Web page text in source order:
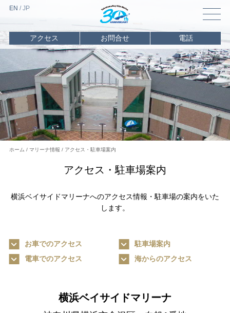
トップ
マリーナ情報
マリーナ情報TOP
営業カレンダー
施設案内
バース案内・ご利用料金
海遊び 情報
イベント
バース
アクセス お問合せ 電話
EN /J P
ホーム マリーナ情報 アクセス・駐車場案内
アクセス・駐車場案内
横浜ベイサイドマリーナへのアクセス情報・駐車場の案内をいた
します。
お車でのアクセス
駐車場案内
電車でのアクセス
海からのアクセス
横浜ベイサイドマリーナ